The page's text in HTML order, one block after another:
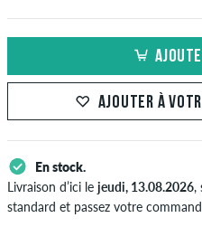
AJOUTER À
En stock.
Livraison d’ici le jeudi, 13.08.2026,
standard et passez votre